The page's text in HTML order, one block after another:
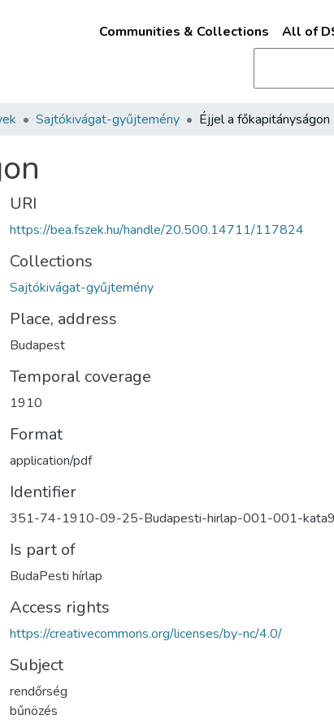
Communities & Collections All of
Sajtókivágat-gyűjtemény Éjjel a főkapitányságon
URI
https://bea.fszek.hu/handle/20.500.14711/117824
Collections
Sajtókivágat-gyűjtemény
Place, address
Budapest
Temporal coverage
1910
Format
application/pdf
Identifier
351-74-1910-09-25-Budapesti-hirlap-001-001-
Is part of
BudaPesti hírlap
Access rights
https://creativecommons.org/licenses/by-nc/4.0/
Subject
rendőrség
bűnözés